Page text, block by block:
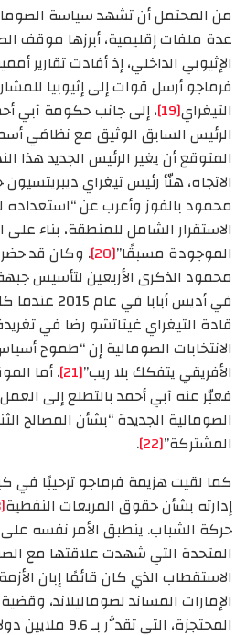
من المحتمل أن تشهد سياسة
عدة ملفات إقليمية، أبرزها موقف
الإثيوبي الداخلي، إذ أفادت تقارير
فرماجو أرسل قوات إلى إثيوبيا
التيغراي[19]
، إلى جانب حكومة آبي
الرئيس السابق الوثيق مع نظامَي
المتوقع أن يغير الرئيس الجديد هذا
الاتجاه، هنّأ رئيس تيغراي
محمود بالفوز وأعرب عن
الاستقرار الشامل للمنطقة، بناء على
الموجودة مسبقًا”[20]
. وكان قد حضر
محمود الذكرى الأربعين لتأسيس
في أديس
قادة التيغراي غيتاتشو رضا في
الانتخابات الصومالية إن “طموح
الأفريقي يتفكك بلا ريب”[21]
. أما
فعبّر عنه آبي أحمد بالتطلع إلى
الصومالية الجديدة “بشأن المصالح
المشتركة”[22]
.
كما لقيت هزيمة فرماجو ترحيبًا في
إدارته بشأن حقوق المربعات النفطية[23]
حركة الشباب. ينطبق الأمر نفسه على
المتحدة التي شهدت علاقتها مع
الاستقطاب الذي كان قائمًا إبان
الإمارات المساند لصوماليلاند، وقضية
المحتجزة، التي